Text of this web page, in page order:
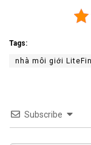
Tags:
nhà môi giới
Subscribe